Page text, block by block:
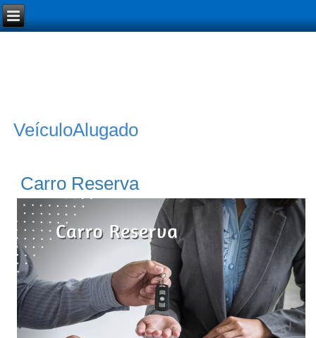
VeículoAlugado
Carro Reserva